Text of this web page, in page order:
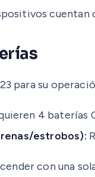
cuentan
para su
4 baterías
estrobos):
con una